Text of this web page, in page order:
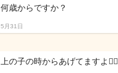
何歳からですか？
5月31日
上の子の時からあげてますよ🙂‍↕️